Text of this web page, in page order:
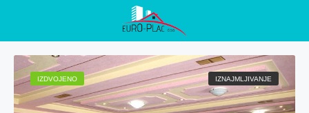
IZDVOJENO IZNAJMLJIVANJE